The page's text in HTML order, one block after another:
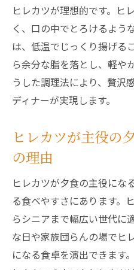
ヒレカツが理想的です。ヒ
く、口の中でとろけるよう
は、低温でじっくり揚げる
ら余分な脂を落とし、軽や
うした調理法により、贅沢
ディナーが実現します。
ヒレカツが主役の
の理由
ヒレカツが夕食の主役にな
る食べやすさにあります。
らシニアまで幅広い世代に
な日や家族団らんの場でヒ
になる食卓を演出できます